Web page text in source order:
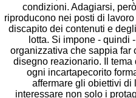
condizioni. Adagiarsi,
riproducono nei posti di
discapito dei contenuti e
lotta. Si impone - quindi
organizzativa che sappia
disegno reazionario. Il
ogni incartapecorito
affermare gli obiettivi di
interessare non solo i